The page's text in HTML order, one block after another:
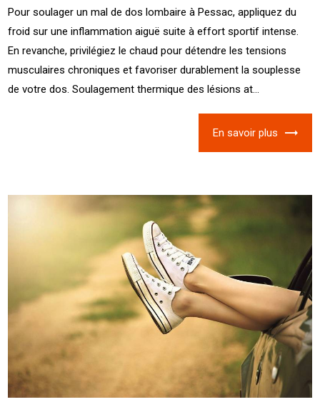
Pour soulager un mal de dos lombaire à Pessac, appliquez du
froid sur une inflammation aiguë suite à effort sportif intense.
En revanche, privilégiez le chaud pour détendre les tensions
musculaires chroniques et favoriser durablement la souplesse
de votre dos. Soulagement thermique des lésions at...
En savoir plus